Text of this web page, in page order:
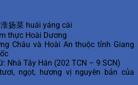
扬菜 huái yáng cài
thực Hoài Dương
Châu và Hoài An thuộc tỉnh Giang
Nhà Tây Hán (202 TCN – 9 SCN)
ngọt, hương vị nguyên bản của